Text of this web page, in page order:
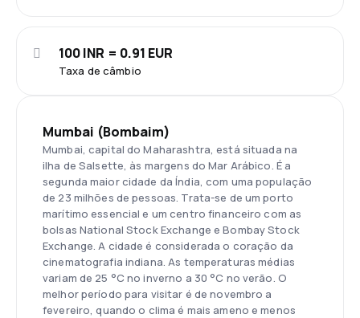
Taxa de câmbio
100 INR = 0.91 EUR
Mumbai (Bombaim)
Mumbai, capital do Maharashtra, está situada na
ilha de Salsette, às margens do Mar Arábico. É a
segunda maior cidade da Índia, com uma população
de 23 milhões de pessoas. Trata-se de um porto
marítimo essencial e um centro financeiro com as
bolsas National Stock Exchange e Bombay Stock
Exchange. A cidade é considerada o coração da
cinematografia indiana. As temperaturas médias
variam de 25 °C no inverno a 30 °C no verão. O
melhor período para visitar é de novembro a
fevereiro, quando o clima é mais ameno e menos